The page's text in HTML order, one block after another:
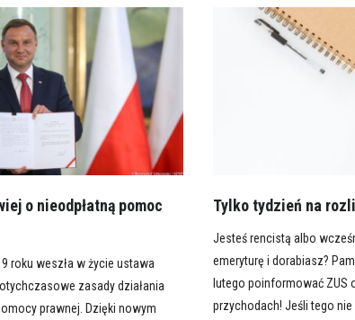
o nieodpłatną pomoc
roku weszła w życie ustawa
zasady działania
prawnej. Dzięki nowym
Tylko tydzień na
Jesteś rencistą albo
emeryturę i dorabiasz?
lutego poinformować ZUS
przychodach! Jeśli tego